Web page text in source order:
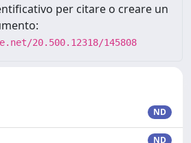
per citare o creare un
20.500.12318/145808
ND
ND